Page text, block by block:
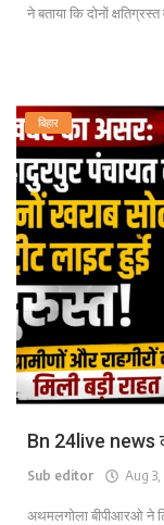
ने बताया कि दोनों
बिहार
Bn 24live news
Sub editor Aug
अथमलगोला बीपीआरओ ने